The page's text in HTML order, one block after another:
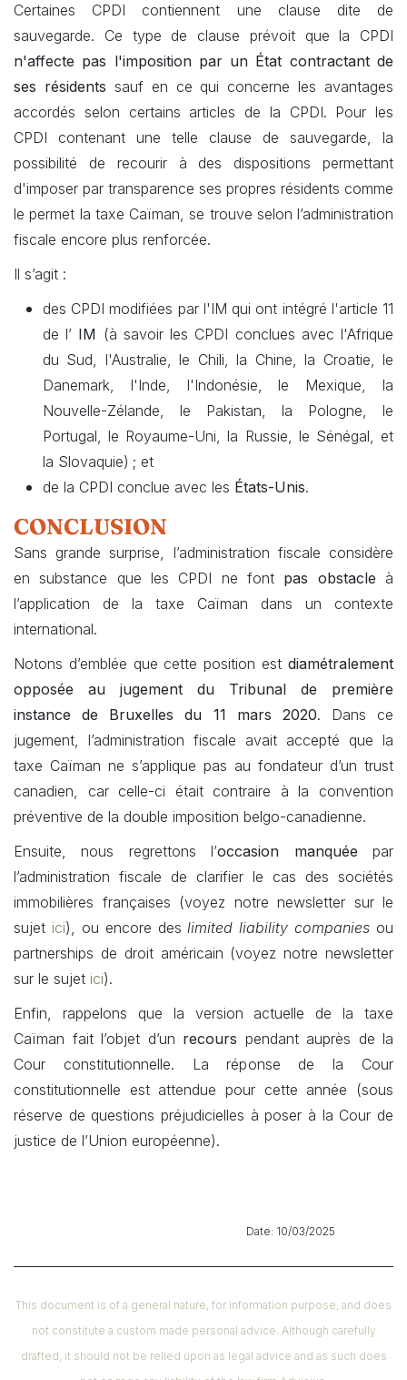
Certaines CPDI contiennent une clause dite de
sauvegarde. Ce type de clause prévoit que la CPDI
n'affecte pas l'imposition par un État contractant de
ses résidents sauf en ce qui concerne les avantages
accordés selon certains articles de la CPDI. Pour les
CPDI contenant une telle clause de sauvegarde, la
possibilité de recourir à des dispositions permettant
d'imposer par transparence ses propres résidents comme
le permet la taxe Caïman, se trouve selon l’administration
fiscale encore plus renforcée.
Il s’agit :
des CPDI modifiées par l'IM qui ont intégré l'article 11
de l’ IM (à savoir les CPDI conclues avec l'Afrique
du Sud, l'Australie, le Chili, la Chine, la Croatie, le
Danemark, l'Inde, l'Indonésie, le Mexique, la
Nouvelle-Zélande, le Pakistan, la Pologne, le
Portugal, le Royaume-Uni, la Russie, le Sénégal, et
la Slovaquie) ; et
de la CPDI conclue avec les États-Unis.
CONCLUSION
Sans grande surprise, l’administration fiscale considère
en substance que les CPDI ne font pas obstacle à
l’application de la taxe Caïman dans un contexte
international.
Notons d’emblée que cette position est diamétralement
opposée au jugement du Tribunal de première
instance de Bruxelles du 11 mars 2020. Dans ce
jugement, l’administration fiscale avait accepté que la
taxe Caïman ne s’applique pas au fondateur d’un trust
canadien, car celle-ci était contraire à la convention
préventive de la double imposition belgo-canadienne.
Ensuite, nous regrettons l’occasion manquéepar
l’administration fiscale de clarifier le cas des sociétés
immobilières françaises (voyez notre newsletter sur le
sujet ici), ou encore deslimited liability companies ou
partnerships de droit américain (voyez notre newsletter
sur le sujet ici).
Enfin, rappelons que la version actuelle de la taxe
Caïman fait l’objet d’un recours pendant auprès de la
Cour constitutionnelle. La réponse de la Cour
constitutionnelle est attendue pour cette année (sous
réserve de questions préjudicielles à poser à la Cour de
justice de l’Union européenne).
​ Date: 10/03/2025
This document is of a general nature, for information purpose, and does
not constitute a custom made personal advice. Although carefully
drafted, it should not be relied upon as legal advice and as such does